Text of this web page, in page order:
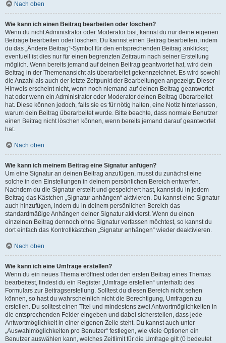
Nach oben
Wie kann ich einen Beitrag bearbeiten oder löschen?
Wenn du nicht Administrator oder Moderator bist, kannst du nur deine eigenen
Beiträge bearbeiten oder löschen. Du kannst einen Beitrag bearbeiten, indem
du das „Ändere Beitrag“-Symbol für den entsprechenden Beitrag anklickst;
eventuell ist dies nur für einen begrenzten Zeitraum nach seiner Erstellung
möglich. Wenn bereits jemand auf deinen Beitrag geantwortet hat, wird dein
Beitrag in der Themenansicht als überarbeitet gekennzeichnet. Es wird sowohl
die Anzahl als auch der letzte Zeitpunkt der Bearbeitungen angezeigt. Dieser
Hinweis erscheint nicht, wenn noch niemand auf deinen Beitrag geantwortet
hat oder wenn ein Administrator oder Moderator deinen Beitrag überarbeitet
hat. Diese können jedoch, falls sie es für nötig halten, eine Notiz hinterlassen,
warum dein Beitrag überarbeitet wurde. Bitte beachte, dass normale Benutzer
einen Beitrag nicht löschen können, wenn bereits jemand darauf geantwortet
hat.
Nach oben
Wie kann ich meinem Beitrag eine Signatur anfügen?
Um eine Signatur an deinen Beitrag anzufügen, musst du zunächst eine
solche in den Einstellungen in deinem persönlichen Bereich entwerfen.
Nachdem du die Signatur erstellt und gespeichert hast, kannst du in jedem
Beitrag das Kästchen „Signatur anhängen“ aktivieren. Du kannst eine Signatur
auch hinzufügen, indem du in deinem persönlichen Bereich das
standardmäßige Anhängen deiner Signatur aktivierst. Wenn du einen
einzelnen Beitrag dennoch ohne Signatur verfassen möchtest, so kannst du
dort einfach das Kontrollkästchen „Signatur anhängen“ wieder deaktivieren.
Nach oben
Wie kann ich eine Umfrage erstellen?
Wenn du ein neues Thema eröffnest oder den ersten Beitrag eines Themas
bearbeitest, findest du ein Register „Umfrage erstellen“ unterhalb des
Formulars zur Beitragserstellung. Solltest du diesen Bereich nicht sehen
können, so hast du wahrscheinlich nicht die Berechtigung, Umfragen zu
erstellen. Du solltest einen Titel und mindestens zwei Antwortmöglichkeiten in
die entsprechenden Felder eingeben und dabei sicherstellen, dass jede
Antwortmöglichkeit in einer eigenen Zeile steht. Du kannst auch unter
„Auswahlmöglichkeiten pro Benutzer“ festlegen, wie viele Optionen ein
Benutzer auswählen kann, welches Zeitlimit für die Umfrage gilt (0 bedeutet